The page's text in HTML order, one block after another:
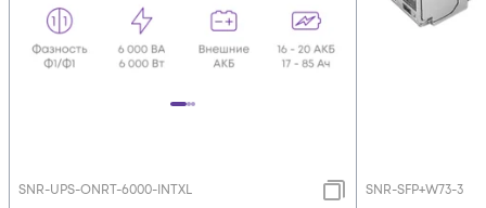
SNR-UPS-ONRT-6000-INTXL SNR-SFP+W73-3